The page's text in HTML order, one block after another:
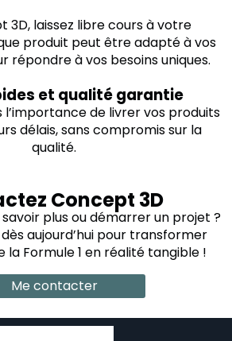
3D, laissez libre cours à votre
produit peut être adapté à vos
répondre à vos besoins uniques.
et qualité garantie
l’importance de livrer vos produits
délais, sans compromis sur la
qualité.
Concept 3D
plus ou démarrer un projet ?
aujourd’hui pour transformer
la Formule 1 en réalité tangible !
Me contacter